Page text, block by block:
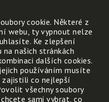
jídla?
když pomáhám na
cookie. Některé z
webu, ty vypnout nelze
Ke zlepšení
našich stránkách
dalších cookies.
používáním musíte
zajistili co nejlepší
všechny soubory
sami vybrat, co